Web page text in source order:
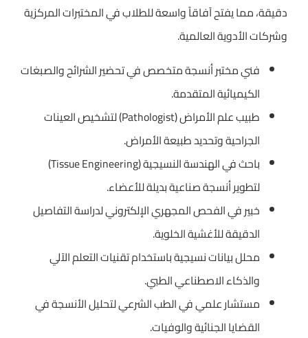
دقيقة، مما يفتح آفاقاً واسعة للطلاب في المختبرات المركزية
وشركات الأدوية العالمية.
فني مختبر أنسجة متخصص في تحضير الشرائح والصبغات
الكيميائية المتقدمة.
طبيب علم الأمراض (Pathologist) لتشخيص العينات
الجراحية وتحديد طبيعة الأمراض.
باحث في الهندسة النسيجية (Tissue Engineering)
لتطوير أنسجة صناعية بديلة للأعضاء.
خبير في الفحص المجهري الإلكتروني لدراسة التفاصيل
الدقيقة للأغشية الخلوية.
محلل بيانات نسيجية باستخدام تقنيات التعلم الآلي
والذكاء الاصطناعي الطبي.
مستشار علمي في الطب الشرعي لتحليل الأنسجة في
القضايا الجنائية والوفيات.